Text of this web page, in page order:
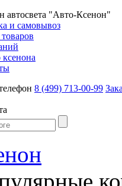
автосвета "Авто-Ксенон"
и самовывоз
8 (499) 713-00-99